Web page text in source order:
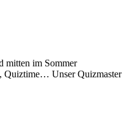
mitten im Sommer
Quiztime… Unser Quizmaster